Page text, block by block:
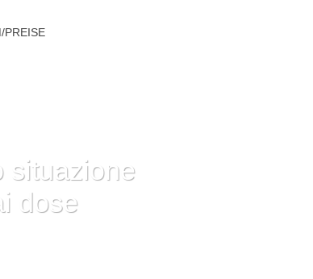
PREISE
situazione
dose